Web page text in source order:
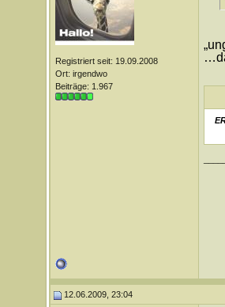
Registriert seit: 19.09.2008
Ort: irgendwo
Beiträge: 1.967
12.06.2009, 23:04